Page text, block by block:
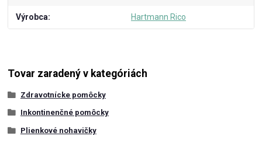
Výrobca Hartmann Rico
Tovar zaradený v kategóriách
Zdravotnícke pomôcky
Inkontinenčné pomôcky
Plienkové nohavičky